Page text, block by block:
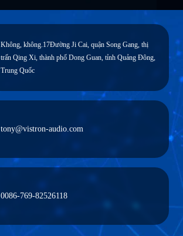
Không, không.17Đường Ji Cai, quận Song Gang, thị
trấn Qing Xi, thành phố Dong Guan, tỉnh Quảng Đông,
Trung Quốc
tony@vistron-audio.com
0086-769-82526118